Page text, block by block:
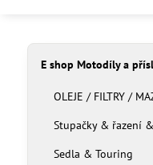
E shop Motodíly a
OLEJE / FILTRY /
Stupačky & řazení
Sedla & Touring